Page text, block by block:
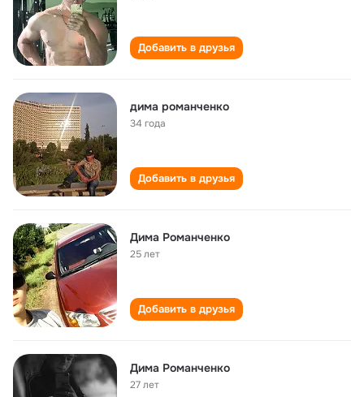
Добавить в друзья
дима романченко
34 года
Добавить в друзья
Дима Романченко
25 лет
Добавить в друзья
Дима Романченко
27 лет